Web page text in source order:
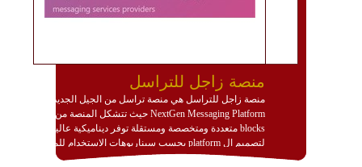
منصة زاجل للتراسل
منصة زاجل للتراسل هي منصة تراسل من الجيل الجديد
NextGen Messaging Platform حيث تتشكل المنصة من
blocks متعددة ومتخصصة ومستقلة توفر ديناميكية عالية
لتصميم ال platform بحسب سيناريوهات الاستخدام للمنصة
وتتوافق مع النشر والاستثمار ضمن بيئة استضافة dedicated